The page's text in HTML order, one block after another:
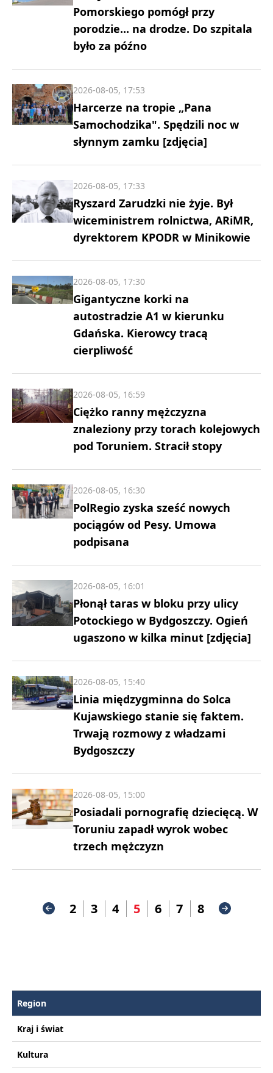
Pomorskiego pomógł przy
porodzie... na drodze. Do szpitala
było za późno
Harcerze na tropie „Pana
Samochodzika". Spędzili noc w
słynnym zamku [zdjęcia]
2026-08-05, 17:53
Ryszard Zarudzki nie żyje. Był
wiceministrem rolnictwa, ARiMR,
dyrektorem KPODR w Minikowie
2026-08-05, 17:33
Gigantyczne korki na
autostradzie A1 w kierunku
Gdańska. Kierowcy tracą
cierpliwość
2026-08-05, 17:30
Ciężko ranny mężczyzna
znaleziony przy torach kolejowych
pod Toruniem. Stracił stopy
2026-08-05, 16:59
PolRegio zyska sześć nowych
pociągów od Pesy. Umowa
podpisana
2026-08-05, 16:30
Płonął taras w bloku przy ulicy
Potockiego w Bydgoszczy. Ogień
ugaszono w kilka minut [zdjęcia]
2026-08-05, 16:01
Linia międzygminna do Solca
Kujawskiego stanie się faktem.
Trwają rozmowy z władzami
Bydgoszczy
2026-08-05, 15:40
Posiadali pornografię dziecięcą. W
Toruniu zapadł wyrok wobec
trzech mężczyzn
2026-08-05, 15:00
2 3 4 5 6 7 8
Region
Kraj i świat
Kultura